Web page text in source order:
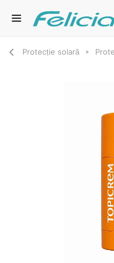
Protecție solară